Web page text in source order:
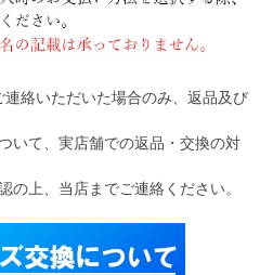
絡いただいた場合のみ、返品及び
いて、実店舗での返品・交換の対
の上、当店までご連絡ください。